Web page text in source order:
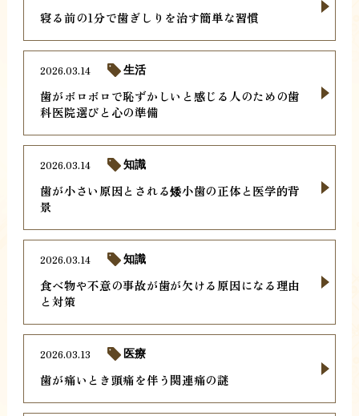
寝る前の1分で歯ぎしりを治す簡単な習慣
歯がボロボロで恥ずかしいと感じる人のための歯
科医院選びと心の準備
2026.03.14 生活
歯が小さい原因とされる矮小歯の正体と医学的背
景
2026.03.14 知識
食べ物や不意の事故が歯が欠ける原因になる理由
と対策
2026.03.14 知識
歯が痛いとき頭痛を伴う関連痛の謎
2026.03.13 医療